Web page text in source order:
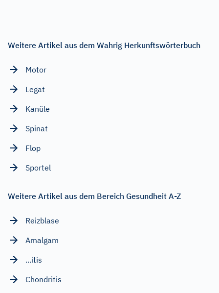
Weitere Artikel aus dem Wahrig Herkunftswörterbuch
Motor
Legat
Kanüle
Spinat
Flop
Sportel
Weitere Artikel aus dem Bereich Gesundheit A-Z
Reizblase
Amalgam
...itis
Chondritis